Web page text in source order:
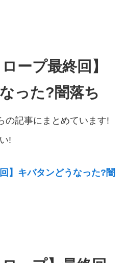
ープ最終回】
った?闇落ち
の記事にまとめています!
!
】キバタンどうなった?闇